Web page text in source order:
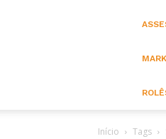
Início Tags